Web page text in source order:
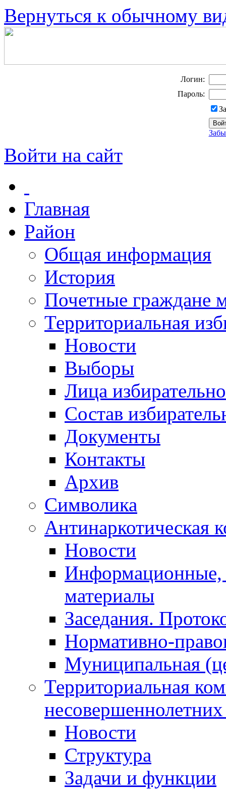
Вернуться к обычному
Логин:
Пароль:
Войти на сайт
Главная
Район
Общая информация
История
Почетные граждане
Территориальная
Новости
Выборы
Лица
Состав
Документы
Контакты
Архив
Символика
Антинаркотическая
Новости
Информационные,
материалы
Заседания.
Нормативно-
Муниципальная
Территориальная
Новости
Структура
Задачи и функции